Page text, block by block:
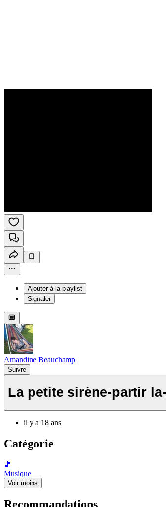
Ajouter à la playlist
Signaler
Amandine Beauchamp
Suivre
La petite sirène-partir
il y a 18 ans
Catégorie
🎵
Musique
Voir moins
Recommandations